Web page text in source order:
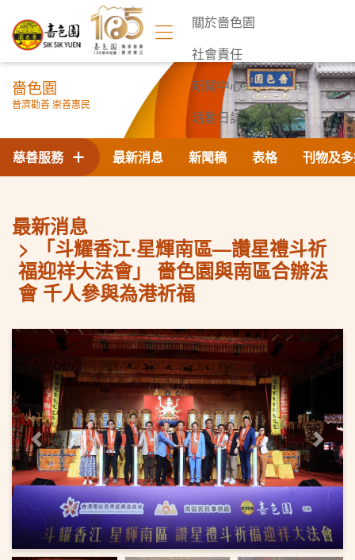
關於嗇色園
社會責任
新聞中心
活動日誌
聯絡我們
嗇色園
普濟勸善 崇善惠民
最新消息 新聞稿 表格 刊物及
慈善服務
最新消息
「斗耀香江‧星輝南區—讚星禮斗祈
福迎祥大法會」 嗇色園與南區合辦法
會 千人參與為港祈福
上一頁 下一頁